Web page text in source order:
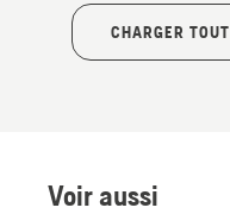
CHARGER TOUT
Voir aussi